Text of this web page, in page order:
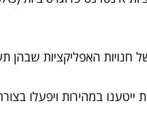
חנויות האפליקציות
במהירות ויפעלו